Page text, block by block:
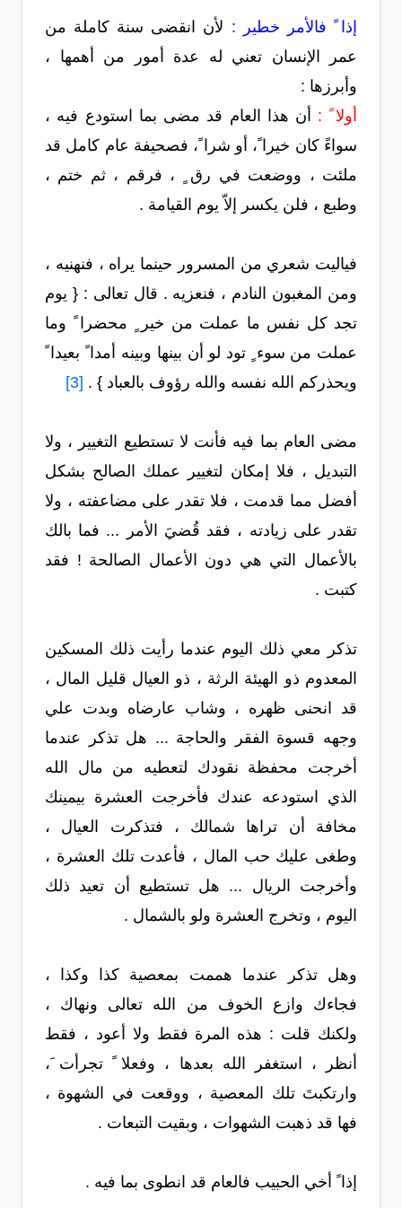
إذا ً فالأمر خطير : لأن انقضى سنة كاملة من
عمر الإنسان تعني له عدة أمور من أهمها ،
وأبرزها :
أولا ً : أن هذا العام قد مضى بما استودع فيه ،
سواءً كان خيرا ً، أو شرا ً، فصحيفة عام كامل قد
ملئت ، ووضعت في رق ٍ ، فرقم ، ثم ختم ،
وطبع ، فلن يكسر إلاّ يوم القيامة .
فياليت شعري من المسرور حينما يراه ، فنهنيه ،
ومن المغبون النادم ، فنعزيه . قال تعالى : { يوم
تجد كل نفس ما عملت من خير ٍ محضرا ً وما
عملت من سوء ٍ تود لو أن بينها وبينه أمدا ً بعيدا ً
ويحذركم الله نفسه والله رؤوف بالعباد } . [3]
مضى العام بما فيه فأنت لا تستطيع التغيير ، ولا
التبديل ، فلا إمكان لتغيير عملك الصالح بشكل
أفضل مما قدمت ، فلا تقدر على مضاعفته ، ولا
تقدر على زيادته ، فقد قُضيَ الأمر ... فما بالك
بالأعمال التي هي دون الأعمال الصالحة ! فقد
كتبت .
تذكر معي ذلك اليوم عندما رأيت ذلك المسكين
المعدوم ذو الهيئة الرثة ، ذو العيال قليل المال ،
قد انحنى ظهره ، وشاب عارضاه وبدت علي
وجهه قسوة الفقر والحاجة ... هل تذكر عندما
أخرجت محفظة نقودك لتعطيه من مال الله
الذي استودعه عندك فأخرجت العشرة بيمينك
مخافة أن تراها شمالك ، فتذكرت العيال ،
وطغى عليك حب المال ، فأعدت تلك العشرة ،
وأخرجت الريال ... هل تستطيع أن تعيد ذلك
اليوم ، وتخرج العشرة ولو بالشمال .
وهل تذكر عندما هممت بمعصية كذا وكذا ،
فجاءك وازع الخوف من الله تعالى ونهاك ،
ولكنك قلت : هذه المرة فقط ولا أعود ، فقط
أنظر ، استغفر الله بعدها ، وفعلا ً تجرأت َ،
وارتكبتَ تلك المعصية ، ووقعت في الشهوة ،
فها قد ذهبت الشهوات ، وبقيت التبعات .
إذا ً أخي الحبيب فالعام قد انطوى بما فيه .